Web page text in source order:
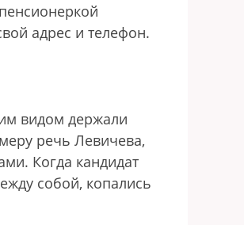
адрес и телефон.
видом держали
речь Левичева,
Когда кандидат
собой, копались